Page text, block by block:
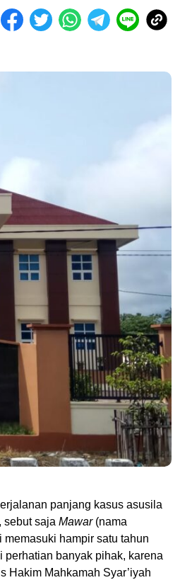
panjang kasus asusila
sebut saja Mawar(nama
hampir satu tahun
banyak pihak, karena
Hakim Mahkamah Syar’iyah